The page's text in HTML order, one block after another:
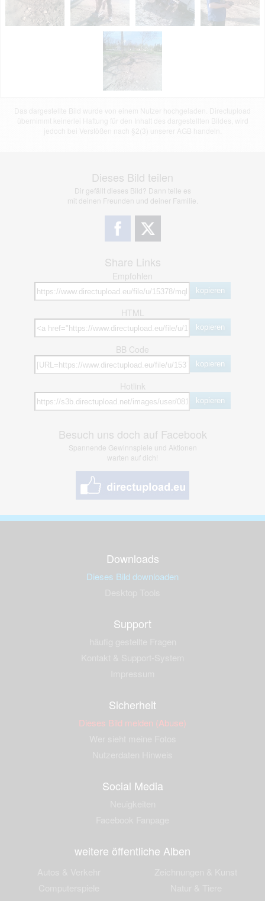
Dieses Bild teilen
Dir gefällt dieses Bild? Dann teile es
mit deinen Freunden und deiner Familie.
Share Links
Empfohlen
kopieren
HTML
kopieren
BB Code
kopieren
Hotlink
kopieren
Besuch uns doch auf Facebook
Spannende Gewinnspiele und Aktionen
warten auf dich!
Downloads
Dieses Bild downloaden
Support
Sicherheit
Dieses Bild melden (Abuse)
Social Media
weitere öffentliche Alben